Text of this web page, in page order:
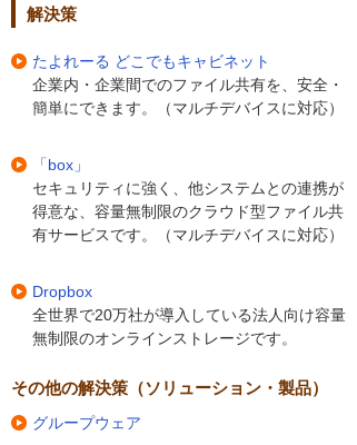
解決策
たよれーる どこでもキャビネット
企業内・企業間でのファイル共有を、安全・
簡単にできます。（マルチデバイスに対応）
「box」
セキュリティに強く、他システムとの連携が
得意な、容量無制限のクラウド型ファイル共
有サービスです。（マルチデバイスに対応）
Dropbox
全世界で20万社が導入している法人向け容量
無制限のオンラインストレージです。
その他の解決策（ソリューション・製品）
グループウェア